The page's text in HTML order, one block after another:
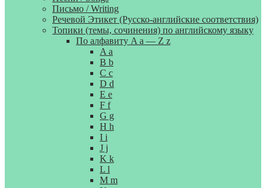
Письмо / Writing
Речевой Этикет (Русско-английские соответствия)
Топики (темы, сочинения) по английскому языку
По алфавиту A a — Z z
A a
B b
C c
D d
E e
F f
G g
H h
I i
J j
K k
L l
M m